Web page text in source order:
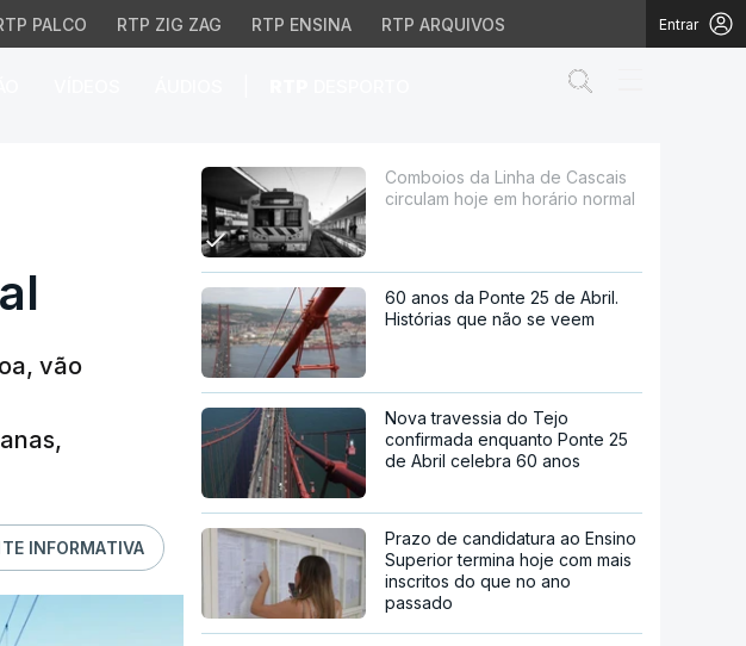
PALCO RTP ZIG ZAG RTP ENSINA RTP ARQUIVOS Entrar
hoje em horário normal
vão
INFORMATIVA
Comboios da Linha de Cascais
circulam hoje em horário normal
60 anos da Ponte 25 de Abril.
Histórias que não se veem
Nova travessia do Tejo
confirmada enquanto Ponte 25
de Abril celebra 60 anos
Prazo de candidatura ao Ensino
Superior termina hoje com mais
inscritos do que no ano
passado